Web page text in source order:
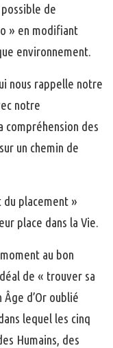
de
» en modifiant
environnement.
nous rappelle notre
notre
compréhension des
un chemin de
du placement »
place dans la Vie.
au bon
de « trouver sa
d’Or oublié
lequel les cinq
Humains, des